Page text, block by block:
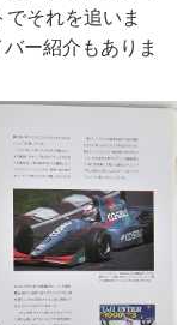
それを追いま
ー紹介もありま